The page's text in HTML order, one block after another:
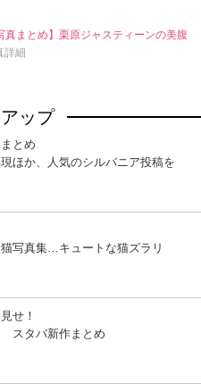
真まとめ】栗原ジャスティーンの美腹
詳細
ップ
とめ
現ほか、人気のシルバニア投稿を
写真集…キュートな猫ズラリ
せ！
スタバ新作まとめ